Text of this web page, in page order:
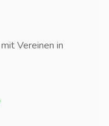
Vereinen in